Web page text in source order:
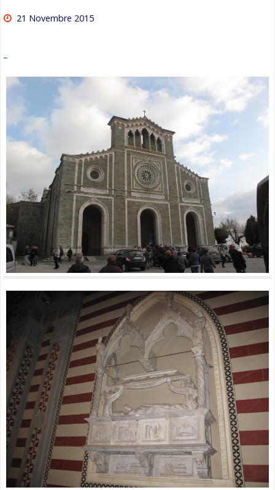
21 Novembre 2015
–